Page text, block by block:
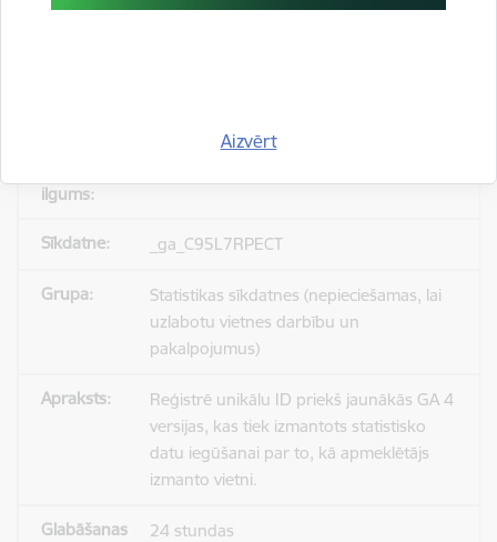
Aizvērt
pakalpojumus)
_ga_C95L7RPECT
Statistikas sīkdatnes (nepieciešamas, lai
uzlabotu vietnes darbību un
pakalpojumus)
Reģistrē unikālu ID priekš jaunākās GA 4
versijas, kas tiek izmantots statistisko
datu iegūšanai par to, kā apmeklētājs
izmanto vietni.
24 stundas